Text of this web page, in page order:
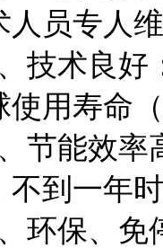
人员专人
技术良好
使用寿命
节能效率
不到一年
环保、免